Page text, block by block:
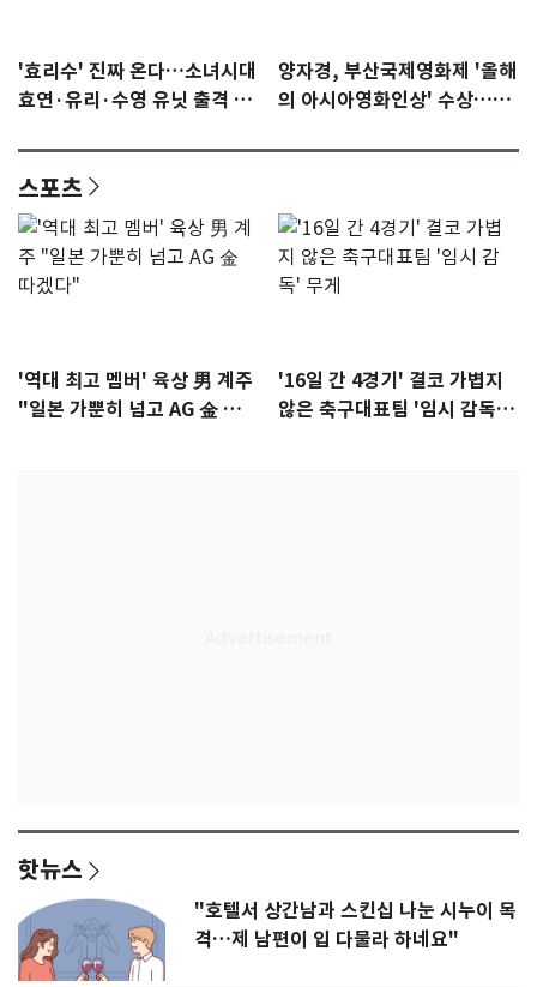
'효리수' 진짜 온다…소녀시대
효연·유리·수영 유닛 출격 [N
양자경, 부산국제영화제 '올해
의 아시아영화인상' 수상…15
스포츠
'역대 최고 멤버' 육상 男 계주
"일본 가뿐히 넘고 AG 金 따겠
'16일 간 4경기' 결코 가볍지
않은 축구대표팀 '임시 감독'
핫뉴스
"호텔서 상간남과 스킨십 나눈 시누이 목
격…제 남편이 입 다물라 하네요"